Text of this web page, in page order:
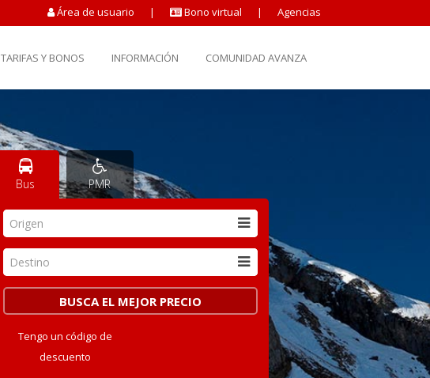
Área de usuario | Bono virtual | Agencias
TARIFAS Y BONOS INFORMACIÓN COMUNIDAD AVANZA
Bus PMR
Origen
Destino
Tengo un código de
descuento